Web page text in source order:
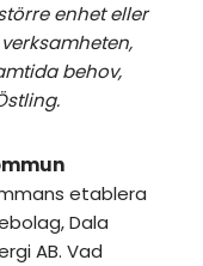
enhet eller
behov,
etablera
Dala
AB. Vad